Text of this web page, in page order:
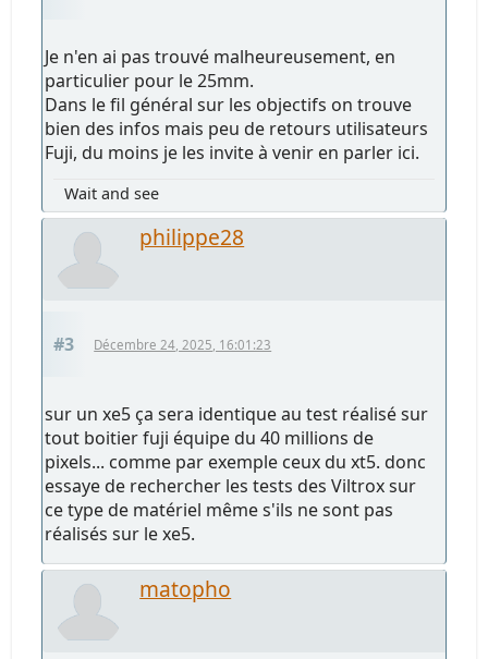
Je n'en ai pas trouvé malheureusement, en
particulier pour le 25mm.
Dans le fil général sur les objectifs on trouve
bien des infos mais peu de retours utilisateurs
Fuji, du moins je les invite à venir en parler ici.
Wait and see
philippe28
#3 Décembre 24, 2025, 16:01:23
sur un xe5 ça sera identique au test réalisé sur
tout boitier fuji équipe du 40 millions de
pixels... comme par exemple ceux du xt5. donc
essaye de rechercher les tests des Viltrox sur
ce type de matériel même s'ils ne sont pas
réalisés sur le xe5.
matopho